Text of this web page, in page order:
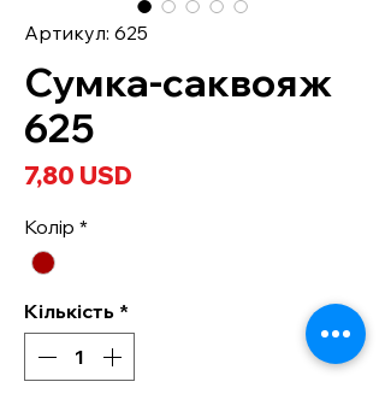
Артикул: 625
Сумка-саквояж
625
7,80 USD
Колір *
Кількість *